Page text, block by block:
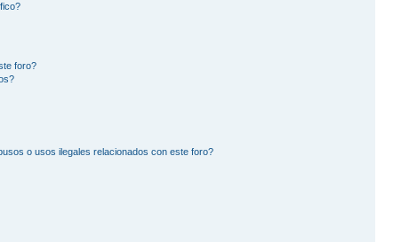
foro?
o usos ilegales relacionados con este foro?